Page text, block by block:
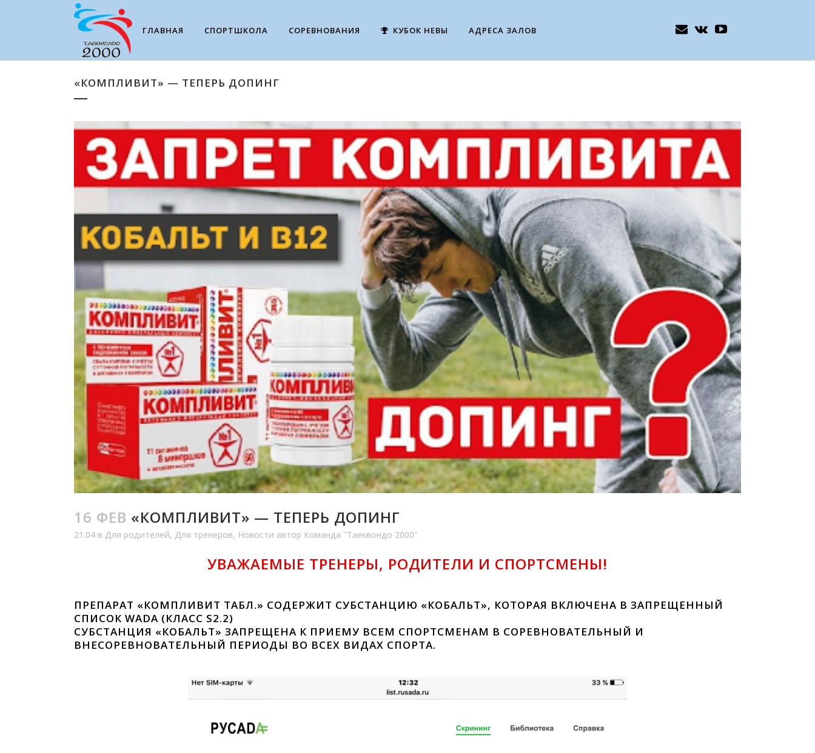
ГЛАВНАЯ СПОРТШКОЛА СОРЕВНОВАНИЯ КУБОК НЕВЫ АДРЕСА ЗАЛОВ
«КОМПЛИВИТ» — ТЕПЕРЬ ДОПИНГ
16 ФЕВ «КОМПЛИВИТ» — ТЕПЕРЬ ДОПИНГ
21:04 в Для родителей, Для тренеров, Новости автор Команда "Таеквондо 2000"
УВАЖАЕМЫЕ ТРЕНЕРЫ, РОДИТЕЛИ И СПОРТСМЕНЫ!
ПРЕПАРАТ «КОМПЛИВИТ ТАБЛ.» СОДЕРЖИТ СУБСТАНЦИЮ «КОБАЛЬТ», КОТОРАЯ ВКЛЮЧЕНА В ЗАПРЕЩЕННЫЙ
СПИСОК WADA (КЛАСС S2.2)
СУБСТАНЦИЯ «КОБАЛЬТ» ЗАПРЕЩЕНА К ПРИЕМУ ВСЕМ СПОРТСМЕНАМ В СОРЕВНОВАТЕЛЬНЫЙ И
ВНЕСОРЕВНОВАТЕЛЬНЫЙ ПЕРИОДЫ ВО ВСЕХ ВИДАХ СПОРТА.